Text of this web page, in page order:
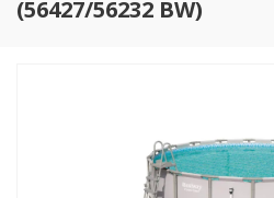
(56427/56232 BW)